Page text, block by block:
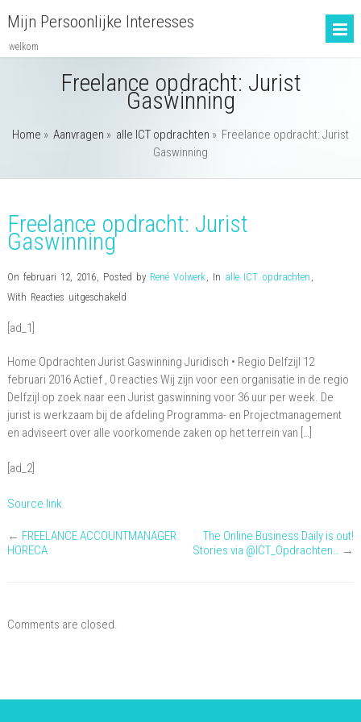
Mijn Persoonlijke Interesses
welkom
Freelance opdracht: Jurist
Gaswinning
Home » Aanvragen » alle ICT opdrachten » Freelance opdracht: Jurist
Gaswinning
Freelance opdracht: Jurist
Gaswinning
On februari 12, 2016, Posted by René Volwerk, In alle ICT opdrachten ,
With Reacties uitgeschakeldvoor
Jurist
Gaswinning
[ad_1]
Home Opdrachten Jurist Gaswinning Juridisch • Regio Delfzijl 12
februari 2016 Actief , 0 reacties Wij zijn voor een organisatie in de regio
Delfzijl op zoek naar een Jurist gaswinning voor 36 uur per week. De
jurist is werkzaam bij de afdeling Programma- en Projectmanagement
en adviseert over alle voorkomende zaken op het terrein van […]
[ad_2]
Source link
← FREELANCE ACCOUNTMANAGER
HORECA
The Online Business Daily is out!
Stories via @ICT_Opdrachten… →
Comments are closed.